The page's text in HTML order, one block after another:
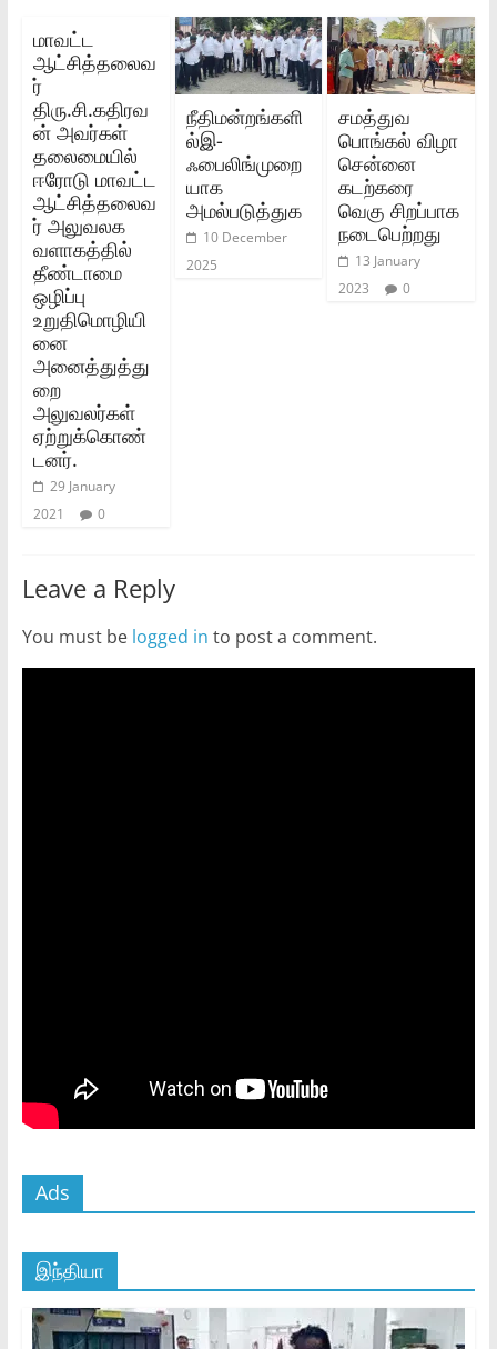
மாவட்ட
ஆட்சித்தலைவ
ர்‌
திரு.சி.கதிரவ
ன் அவர்கள்‌
தலைமையில்‌
ஈரோடு மாவட்ட
ஆட்சித்தலைவ
ர்‌ அலுவலக
வளாகத்தில்‌
தீண்டாமை
ஒழிப்பு
உறுதிமொழியி
னை
அனைத்துத்து
றை
அலுவலர்கள்‌
ஏற்றுக்கொண்
டனர்‌.
29 January
2021
0
நீதிமன்றங்களி
ல்இ-
ஃபைலிங்முறை
யாக
அமல்படுத்துக
10 December
2025
சமத்துவ
பொங்கல் விழா
சென்னை
கடற்கரை
வெகு சிறப்பாக
நடைபெற்றது
13 January
2023
0
Leave a Reply
You must be logged in to post a comment.
Ads
இந்தியா